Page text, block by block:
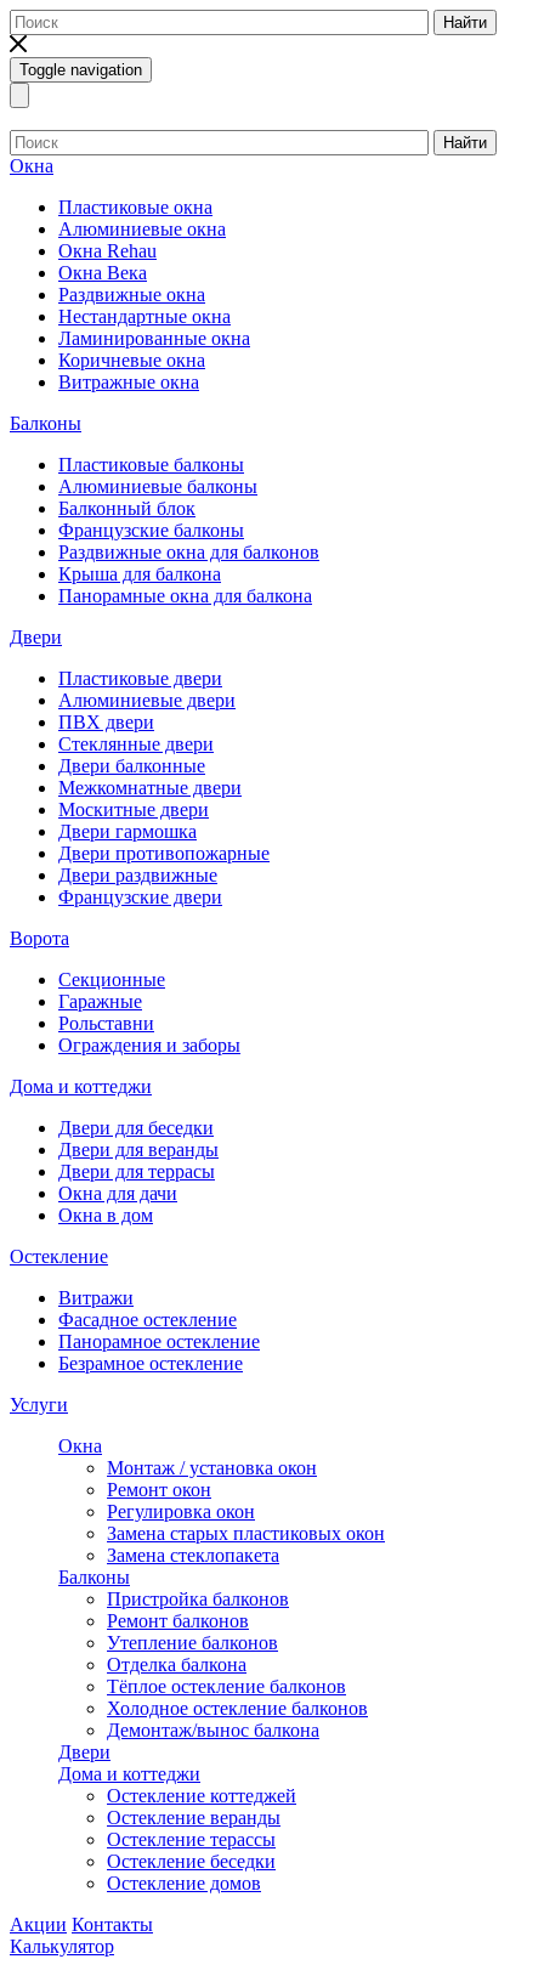
Найти
Toggle navigation
Найти
Окна
Пластиковые окна
Алюминиевые окна
Окна Rehau
Окна Века
Раздвижные окна
Нестандартные окна
Ламинированные окна
Коричневые окна
Витражные окна
Балконы
Пластиковые балконы
Алюминиевые балконы
Балконный блок
Французские балконы
Раздвижные окна для балконов
Крыша для балкона
Панорамные окна для балкона
Двери
Пластиковые двери
Алюминиевые двери
ПВХ двери
Стеклянные двери
Двери балконные
Межкомнатные двери
Москитные двери
Двери гармошка
Двери противопожарные
Двери раздвижные
Французские двери
Ворота
Секционные
Гаражные
Рольставни
Ограждения и заборы
Дома и коттеджи
Двери для беседки
Двери для веранды
Двери для террасы
Окна для дачи
Окна в дом
Остекление
Витражи
Фасадное остекление
Панорамное остекление
Безрамное остекление
Услуги
Окна
Монтаж / установка окон
Ремонт окон
Регулировка окон
Замена старых пластиковых окон
Замена стеклопакета
Балконы
Пристройка балконов
Ремонт балконов
Утепление балконов
Отделка балкона
Тёплое остекление балконов
Холодное остекление балконов
Демонтаж/вынос балкона
Двери
Дома и коттеджи
Остекление коттеджей
Остекление веранды
Остекление терассы
Остекление беседки
Остекление домов
Акции Контакты
Калькулятор